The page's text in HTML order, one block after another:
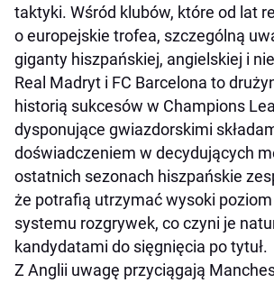
taktyki. Wśród klubów, które od lat
o europejskie trofea, szczególną
giganty hiszpańskiej, angielskiej i
Real Madryt i FC Barcelona to
historią sukcesów w Champions
dysponujące gwiazdorskimi
doświadczeniem w decydujących
ostatnich sezonach hiszpańskie
że potrafią utrzymać wysoki
systemu rozgrywek, co czyni je
kandydatami do sięgnięcia po tytuł.
Z Anglii uwagę przyciągają